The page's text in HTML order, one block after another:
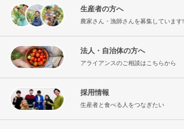
生産者の方へ
農家さん・漁師さんを募集しています!
法人・自治体の方へ
アライアンスのご相談はこちらから
採用情報
生産者と食べる人をつなぎたい